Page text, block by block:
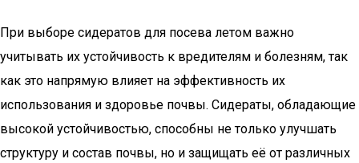
При выборе сидератов для посева летом важно
учитывать их устойчивость к вредителям и болезням, так
как это напрямую влияет на эффективность их
использования и здоровье почвы. Сидераты, обладающие
высокой устойчивостью, способны не только улучшать
структуру и состав почвы, но и защищать её от различных